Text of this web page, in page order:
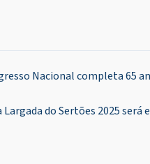
Nacional completa 65
Largada do Sertões 2025 será